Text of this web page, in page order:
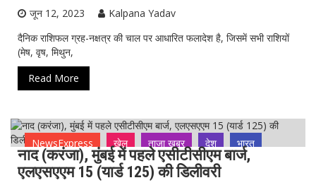
जून 12, 2023
Kalpana Yadav
दैनिक राशिफल ग्रह-नक्षत्र की चाल पर आधारित फलादेश है, जिसमें सभी राशियों
(मेष, वृष, मिथुन,
Read More
NewsExpress खेल ताजा ख़बर देश
भारत
मनोरंजन
राजनीति विदेश हेल्थ
नाद (करंजा), मुंबई में पहले एसीटीसीएम बार्ज,
एलएसएएम 15 (यार्ड 125) की डिलीवरी